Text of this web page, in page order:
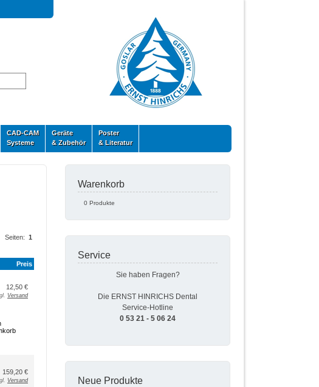
CAD-CAM
Systeme
Geräte
& Zubehör
Poster
& Literatur
Seiten: 1
Preis
12,50 €
Versand
159,20 €
Versand
Warenkorb
0 Produkte
Service
Sie haben Fragen?
Die ERNST HINRICHS Dental
Service-Hotline
0 53 21 - 5 06 24
Neue Produkte